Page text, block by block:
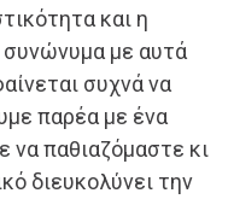
και η
συνώνυμα με αυτά
συχνά να
παρέα με ένα
να παθιαζόμαστε κι
διευκολύνει την